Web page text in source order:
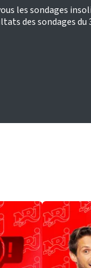
les sondages
des sondages du